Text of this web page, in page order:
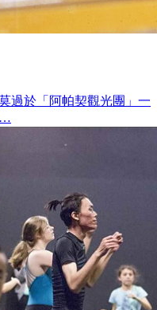
過於「阿帕契觀光團」一
…